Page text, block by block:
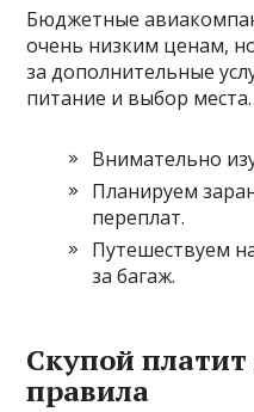
Бюджетные
очень низким ценам,
за дополнительные
питание и выбор места.
Внимательно
Планируем
переплат.
Путешествуем
за багаж.
Скупой
правила